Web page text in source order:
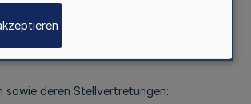
40219 Düsseldorf;
sowie deren Stellvertretungen: